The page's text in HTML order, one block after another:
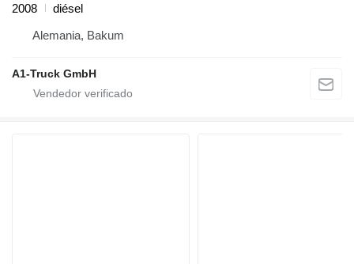
2008
diésel
Alemania, Bakum
A1-Truck GmbH